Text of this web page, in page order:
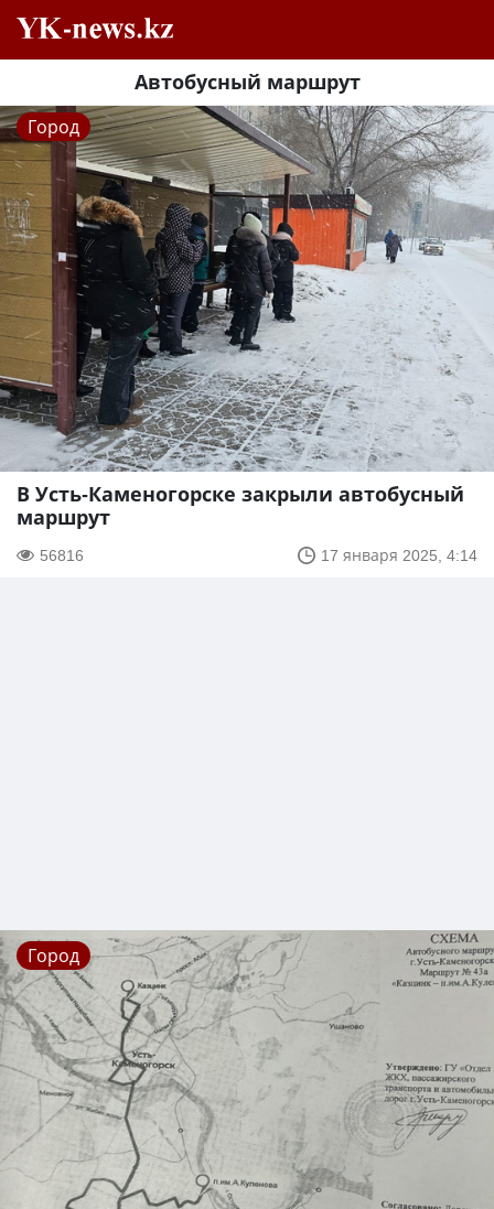
Автобусный маршрут
Город
В Усть-Каменогорске закрыли автобусный
маршрут
56816 17 января 2025, 4:14
Город